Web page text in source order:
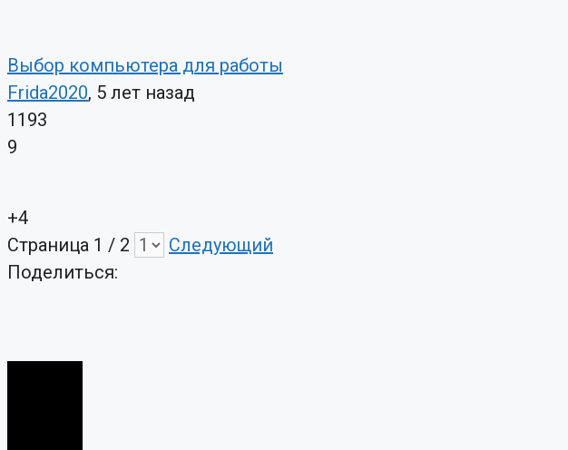
Выбор компьютера для работы
Frida2020, 5 лет назад
1193
9
+4
Страница 1 / 2
Следующий
Поделиться: